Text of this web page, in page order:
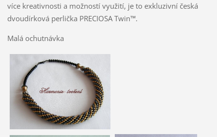
více kreativnosti a možností využití, je to exkluzivní česká
dvoudírková perlička PRECIOSA Twin™.
Malá ochutnávka